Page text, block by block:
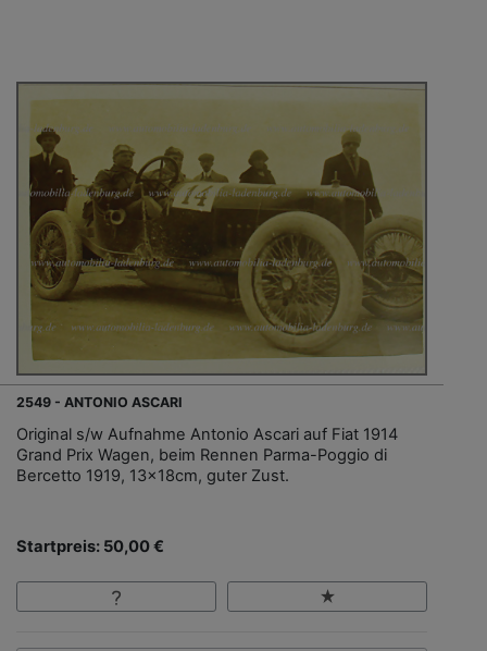
2549 - ANTONIO ASCARI
Original s/w Aufnahme Antonio Ascari auf Fiat 1914
Grand Prix Wagen, beim Rennen Parma-Poggio di
Bercetto 1919, 13x18cm, guter Zust.
Startpreis: 50,00 €